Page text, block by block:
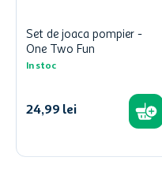
Set de joaca pompier -
One Two Fun
In stoc
24,99 lei